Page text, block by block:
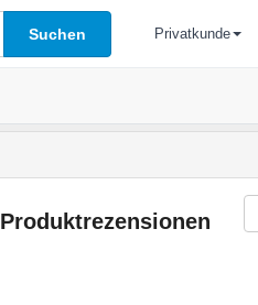
Suchen Privatkunde
Produktrezensionen